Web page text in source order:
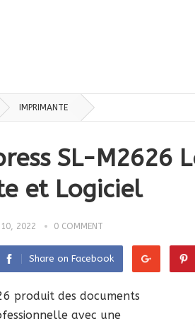
IMPRIMANTE
SL-M2626
et Logiciel
10, 2022 0 COMMENT
Share on Facebook
produit des documents
avec une